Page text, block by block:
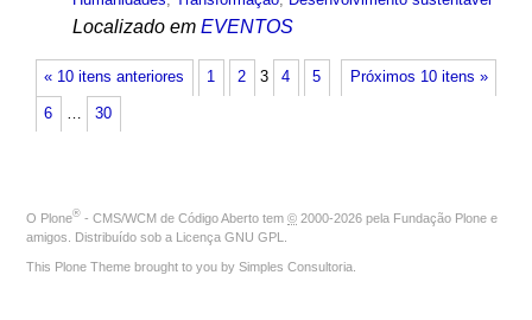
Localizado em EVENTOS
« 10 itens anteriores Próximos 10 itens »
1 2 3 4 5
6 … 30
O Plone® - CMS/WCM de Código Aberto tem © 2000-2026 pela Fundação Plone e
amigos. Distribuído sob a Licença GNU GPL
This Plone Theme brought to you by Simples Consultoria